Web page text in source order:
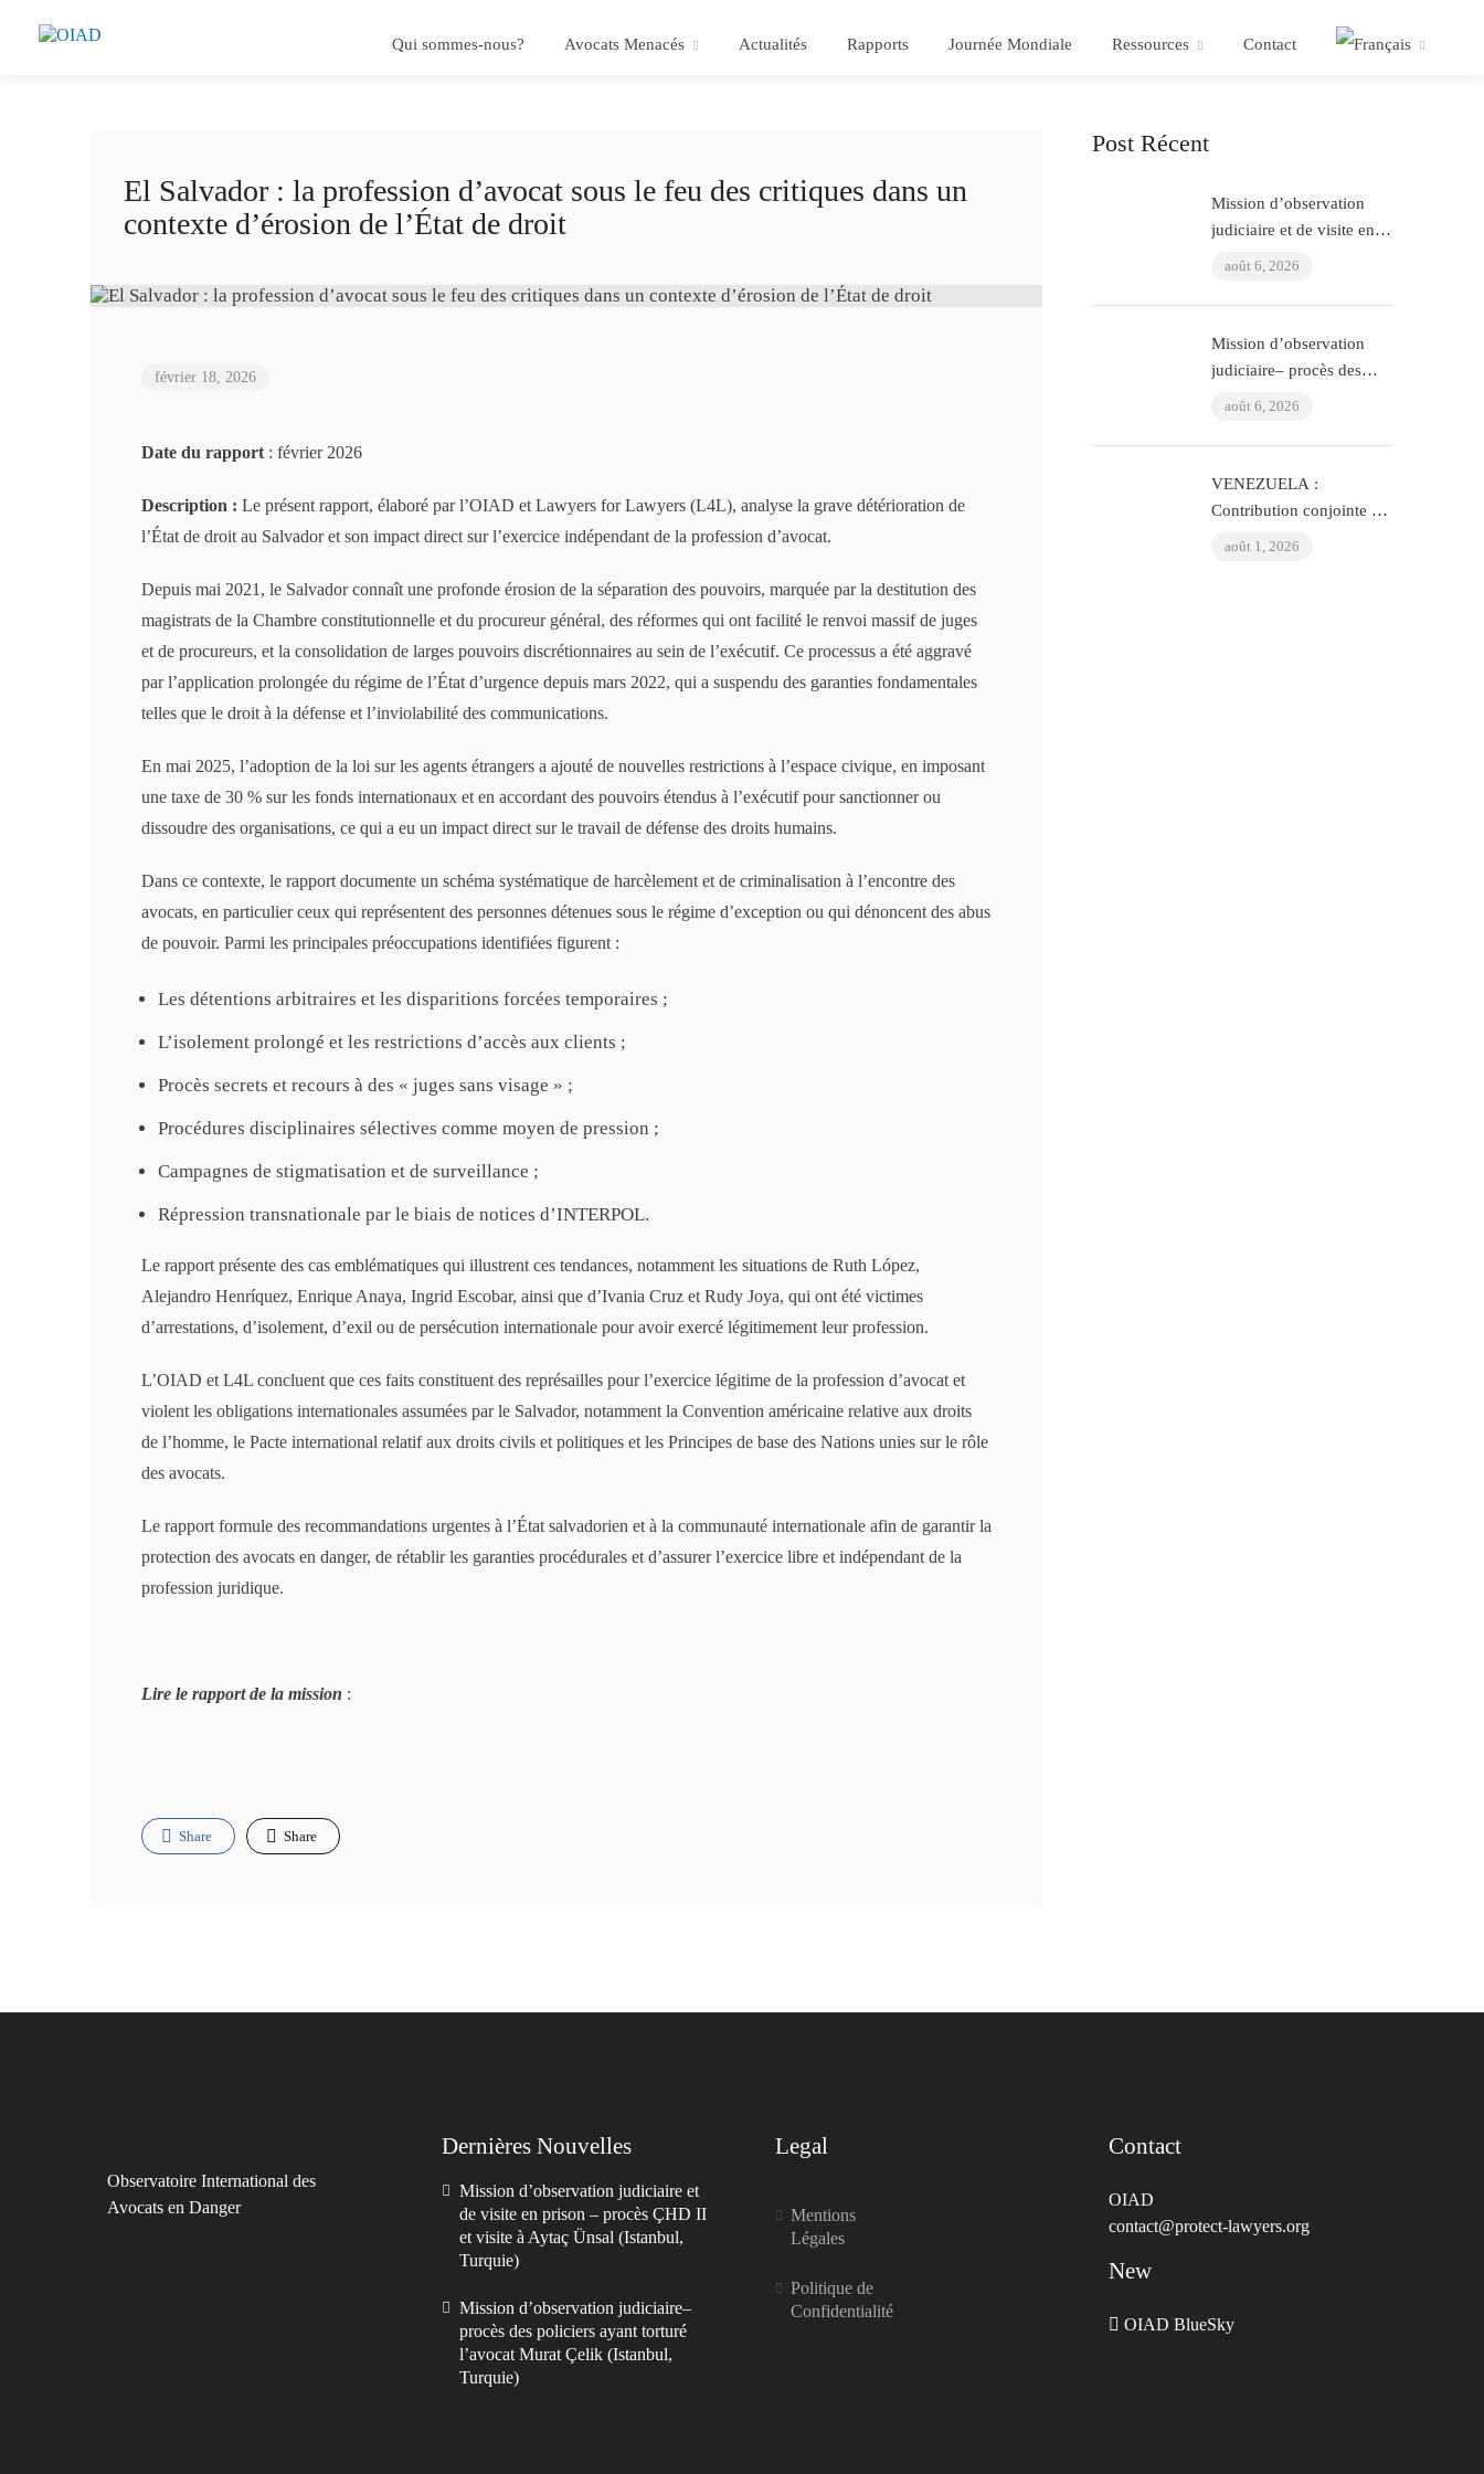
Qui sommes-nous? Avocats Menacés Actualités Rapports Journée Mondiale Ressources Contact
El Salvador : la profession d’avocat sous le feu des critiques dans un
contexte d’érosion de l’État de droit
février 18, 2026
Date du rapport : février 2026
Description :Le présent rapport, élaboré par l’OIAD et Lawyers for Lawyers (L4L), analyse la grave détérioration de
l’État de droit au Salvador et son impact direct sur l’exercice indépendant de la profession d’avocat.
Depuis mai 2021, le Salvador connaît une profonde érosion de la séparation des pouvoirs, marquée par la destitution des
magistrats de la Chambre constitutionnelle et du procureur général, des réformes qui ont facilité le renvoi massif de juges
et de procureurs, et la consolidation de larges pouvoirs discrétionnaires au sein de l’exécutif. Ce processus a été aggravé
par l’application prolongée du régime de l’État d’urgence depuis mars 2022, qui a suspendu des garanties fondamentales
telles que le droit à la défense et l’inviolabilité des communications.
En mai 2025, l’adoption de la loi sur les agents étrangers a ajouté de nouvelles restrictions à l’espace civique, en imposant
une taxe de 30 % sur les fonds internationaux et en accordant des pouvoirs étendus à l’exécutif pour sanctionner ou
dissoudre des organisations, ce qui a eu un impact direct sur le travail de défense des droits humains.
Dans ce contexte, le rapport documente un schéma systématique de harcèlement et de criminalisation à l’encontre des
avocats, en particulier ceux qui représentent des personnes détenues sous le régime d’exception ou qui dénoncent des abus
de pouvoir. Parmi les principales préoccupations identifiées figurent :
Les détentions arbitraires et les disparitions forcées temporaires ;
L’isolement prolongé et les restrictions d’accès aux clients ;
Procès secrets et recours à des « juges sans visage » ;
Procédures disciplinaires sélectives comme moyen de pression ;
Campagnes de stigmatisation et de surveillance ;
Répression transnationale par le biais de notices d’INTERPOL.
Le rapport présente des cas emblématiques qui illustrent ces tendances, notamment les situations de Ruth López,
Alejandro Henríquez, Enrique Anaya, Ingrid Escobar, ainsi que d’Ivania Cruz et Rudy Joya, qui ont été victimes
d’arrestations, d’isolement, d’exil ou de persécution internationale pour avoir exercé légitimement leur profession.
L’OIAD et L4L concluent que ces faits constituent des représailles pour l’exercice légitime de la profession d’avocat et
violent les obligations internationales assumées par le Salvador, notamment la Convention américaine relative aux droits
de l’homme, le Pacte international relatif aux droits civils et politiques et les Principes de base des Nations unies sur le rôle
des avocats.
Le rapport formule des recommandations urgentes à l’État salvadorien et à la communauté internationale afin de garantir la
protection des avocats en danger, de rétablir les garanties procédurales et d’assurer l’exercice libre et indépendant de la
profession juridique.
Lire le rapport de la mission :
Share Share
Post Récent
Mission d’observation
judiciaire et de visite en
(Istanbul, Turquie)
août 6, 2026
Mission d’observation
judiciaire– procès des
(Istanbul, Turquie)
août 6, 2026
VENEZUELA :
Contribution conjointe de
août 1, 2026
Observatoire International des
Avocats en Danger
Dernières Nouvelles
Mission d’observation judiciaire et
de visite en prison – procès ÇHD II
et visite à Aytaç Ünsal (Istanbul,
Turquie)
Mission d’observation judiciaire–
procès des policiers ayant torturé
l’avocat Murat Çelik (Istanbul,
Turquie)
Legal
Mentions
Légales
Politique de
Confidentialité
Contact
OIAD
contact@protect-lawyers.org
New
OIAD BlueSky